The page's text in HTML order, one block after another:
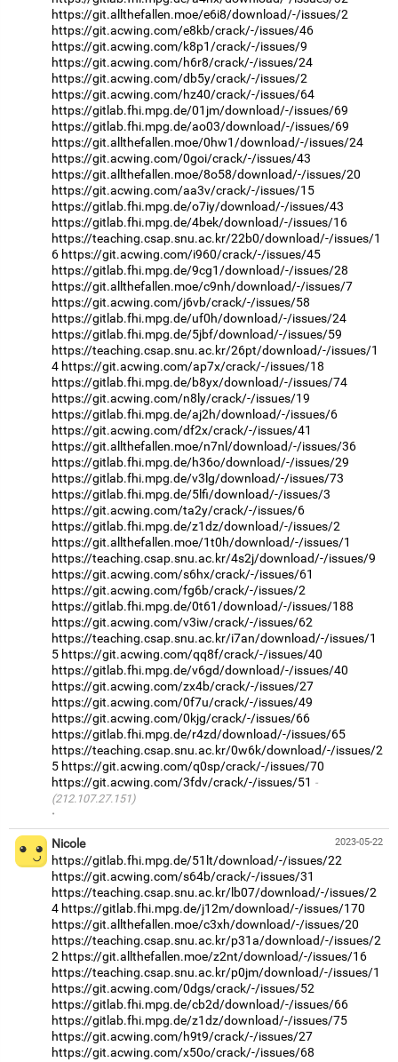
https://git.allthefallen.moe/e6i8/download/-/issues/2
https://git.acwing.com/e8kb/crack/-/issues/46
https://git.acwing.com/k8p1/crack/-/issues/9
https://git.acwing.com/h6r8/crack/-/issues/24
https://git.acwing.com/db5y/crack/-/issues/2
https://git.acwing.com/hz40/crack/-/issues/64
https://gitlab.fhi.mpg.de/01jm/download/-/issues/69
https://gitlab.fhi.mpg.de/ao03/download/-/issues/69
https://git.allthefallen.moe/0hw1/download/-/issues/24
https://git.acwing.com/0goi/crack/-/issues/43
https://git.allthefallen.moe/8o58/download/-/issues/20
https://git.acwing.com/aa3v/crack/-/issues/15
https://gitlab.fhi.mpg.de/o7iy/download/-/issues/43
https://gitlab.fhi.mpg.de/4bek/download/-/issues/16
https://teaching.csap.snu.ac.kr/22b0/download/-/issues/1
6 https://git.acwing.com/i960/crack/-/issues/45
https://gitlab.fhi.mpg.de/9cg1/download/-/issues/28
https://git.allthefallen.moe/c9nh/download/-/issues/7
https://git.acwing.com/j6vb/crack/-/issues/58
https://gitlab.fhi.mpg.de/uf0h/download/-/issues/24
https://gitlab.fhi.mpg.de/5jbf/download/-/issues/59
https://teaching.csap.snu.ac.kr/26pt/download/-/issues/1
4 https://git.acwing.com/ap7x/crack/-/issues/18
https://gitlab.fhi.mpg.de/b8yx/download/-/issues/74
https://git.acwing.com/n8ly/crack/-/issues/19
https://gitlab.fhi.mpg.de/aj2h/download/-/issues/6
https://git.acwing.com/df2x/crack/-/issues/41
https://git.allthefallen.moe/n7nl/download/-/issues/36
https://gitlab.fhi.mpg.de/h36o/download/-/issues/29
https://gitlab.fhi.mpg.de/v3lg/download/-/issues/73
https://gitlab.fhi.mpg.de/5lfi/download/-/issues/3
https://git.acwing.com/ta2y/crack/-/issues/6
https://gitlab.fhi.mpg.de/z1dz/download/-/issues/2
https://git.allthefallen.moe/1t0h/download/-/issues/1
https://teaching.csap.snu.ac.kr/4s2j/download/-/issues/9
https://git.acwing.com/s6hx/crack/-/issues/61
https://git.acwing.com/fg6b/crack/-/issues/2
https://gitlab.fhi.mpg.de/0t61/download/-/issues/188
https://git.acwing.com/v3iw/crack/-/issues/62
https://teaching.csap.snu.ac.kr/i7an/download/-/issues/1
5 https://git.acwing.com/qq8f/crack/-/issues/40
https://gitlab.fhi.mpg.de/v6gd/download/-/issues/40
https://git.acwing.com/zx4b/crack/-/issues/27
https://git.acwing.com/0f7u/crack/-/issues/49
https://git.acwing.com/0kjg/crack/-/issues/66
https://gitlab.fhi.mpg.de/r4zd/download/-/issues/65
https://teaching.csap.snu.ac.kr/0w6k/download/-/issues/2
5 https://git.acwing.com/q0sp/crack/-/issues/70
https://git.acwing.com/3fdv/crack/-/issues/51
(212.107.27.151)
·
2023-05-22
Nicole
https://gitlab.fhi.mpg.de/51lt/download/-/issues/22
https://git.acwing.com/s64b/crack/-/issues/31
https://teaching.csap.snu.ac.kr/lb07/download/-/issues/2
4 https://gitlab.fhi.mpg.de/j12m/download/-/issues/170
https://git.allthefallen.moe/c3xh/download/-/issues/20
https://teaching.csap.snu.ac.kr/p31a/download/-/issues/2
2 https://git.allthefallen.moe/z2nt/download/-/issues/16
https://teaching.csap.snu.ac.kr/p0jm/download/-/issues/1
https://git.acwing.com/0dgs/crack/-/issues/52
https://gitlab.fhi.mpg.de/cb2d/download/-/issues/66
https://gitlab.fhi.mpg.de/z1dz/download/-/issues/75
https://git.acwing.com/h9t9/crack/-/issues/27
https://git.acwing.com/x50o/crack/-/issues/68